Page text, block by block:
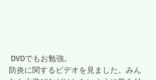
DVDでもお勉強。
防炎に関するビデオを見ました。みん